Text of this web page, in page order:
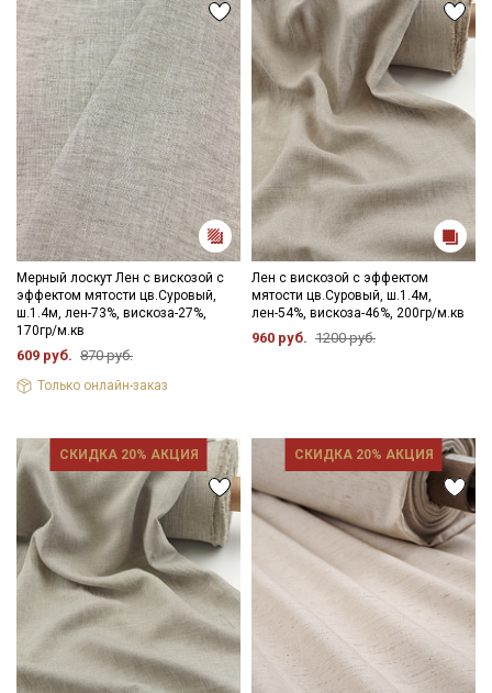
Мерный лоскут Лен с вискозой с
эффектом мятости цв.Суровый,
ш.1.4м, лен-73%, вискоза-27%,
170гр/м.кв
609 руб. 870 руб.
Только онлайн-заказ
Лен с вискозой с эффектом
мятости цв.Суровый, ш.1.4м,
лен-54%, вискоза-46%, 200гр/м.кв
960 руб. 1200 руб.
СКИДКА 20% АКЦИЯ СКИДКА 20% АКЦИЯ
Электронная почта
Подписаться
Ознакомлен(а) сПолитикой обработки персональных
данныхи даю Согласие на обработку персональных
данных
ДаюСогласие на получение рекламных и
информационных рассылок